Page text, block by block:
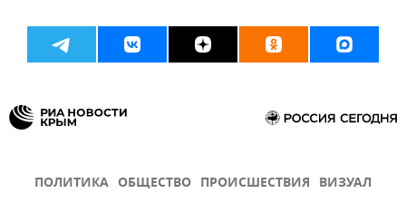
ПОЛИТИКА ОБЩЕСТВО ПРОИСШЕСТВИЯ ВИЗУАЛ